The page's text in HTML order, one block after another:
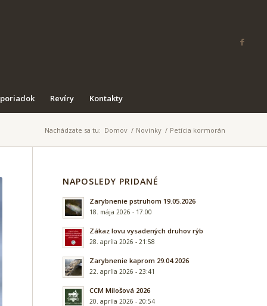
Revíry Kontakty
Nachádzate sa tu: Domov / Novinky / Petícia kormorán
NAPOSLEDY PRIDANÉ
Zarybnenie pstruhom 19.05.2026
18. mája 2026 - 17:00
Zákaz lovu vysadených druhov rýb
28. apríla 2026 - 21:58
Zarybnenie kaprom 29.04.2026
22. apríla 2026 - 23:41
CCM Milošová 2026
20. apríla 2026 - 20:54